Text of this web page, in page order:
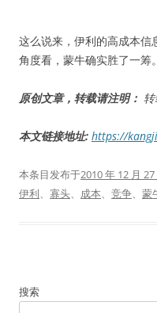
这么说来，伊利的高成本信
角度看，蒙牛确实胜了一筹
原创文章，转载请注明：
本文链接地址: https://
本条目发布于2010 年 12 月 27
伊利、 寡头、 成本、 竞争、 蒙
搜索